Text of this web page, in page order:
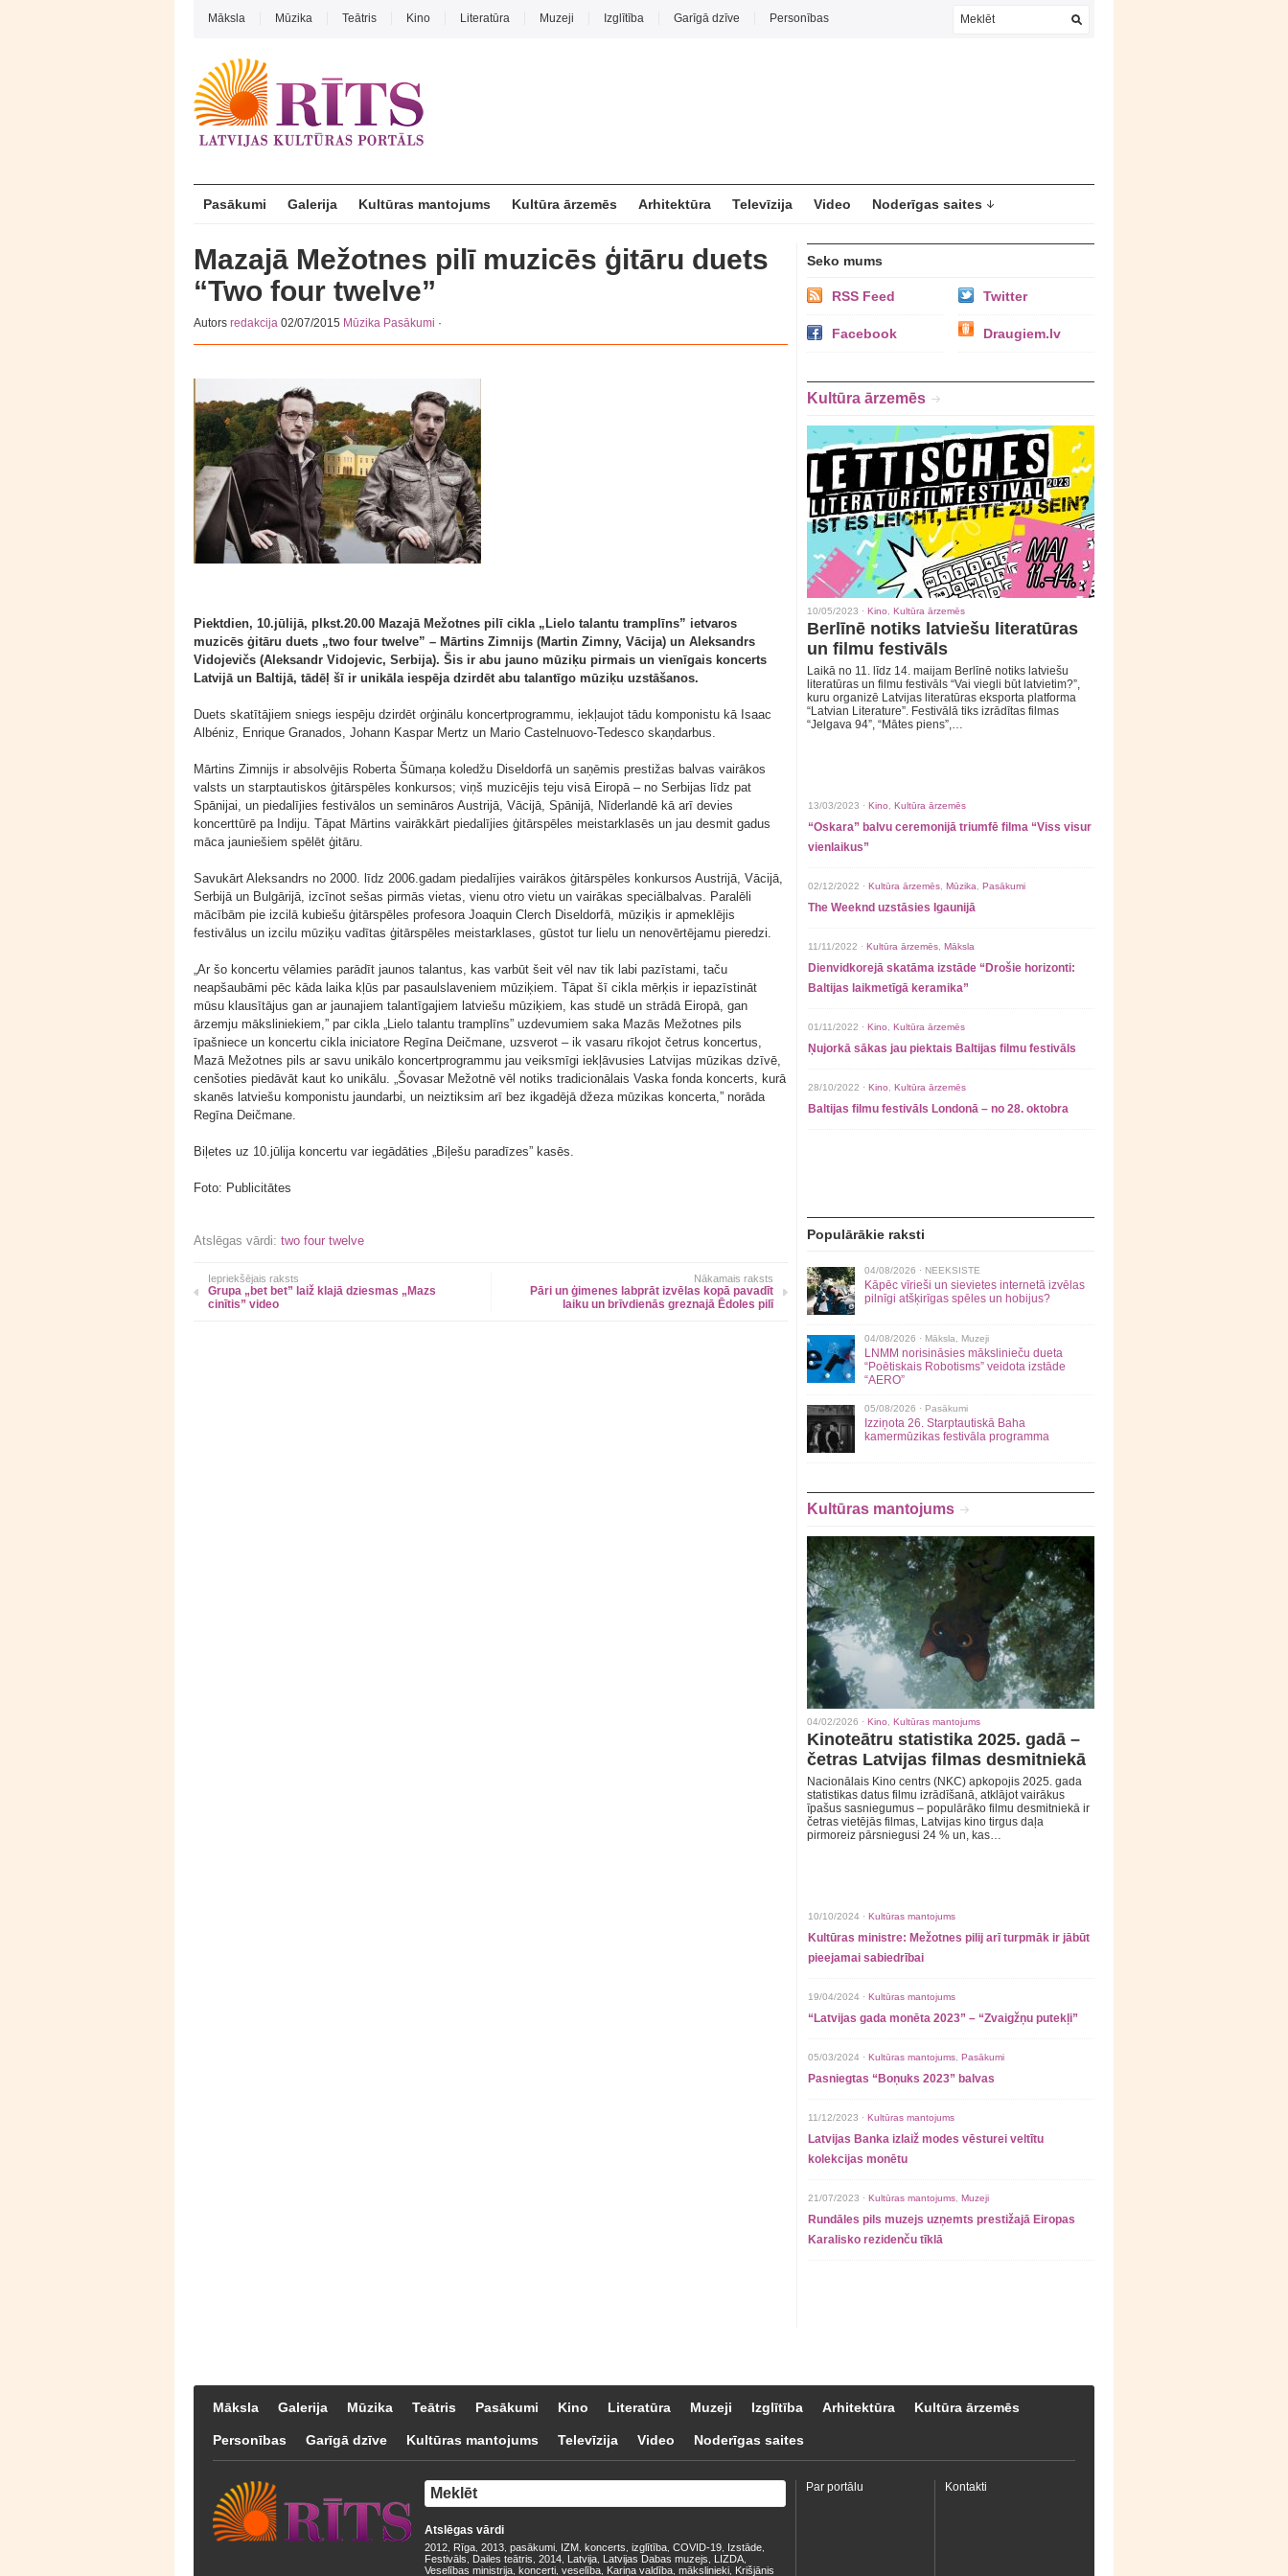
Māksla Mūzika Teātris Kino Literatūra Muzeji Izglītība Garīgā dzīve Personības
Pasākumi Galerija Kultūras mantojums Kultūra ārzemēs Arhitektūra Televīzija Video Noderīgas saites
Mazajā Mežotnes pilī muzicēs ģitāru duets
“Two four twelve”
Autors redakcija 02/07/2015 Mūzika Pasākumi ·
Piektdien, 10.jūlijā, plkst.20.00 Mazajā Mežotnes pilī cikla „Lielo talantu tramplīns” ietvaros
muzicēs ģitāru duets „two four twelve” – Mārtins Zimnijs (Martin Zimny, Vācija) un Aleksandrs
Vidojevičs (Aleksandr Vidojevic, Serbija). Šis ir abu jauno mūziķu pirmais un vienīgais koncerts
Latvijā un Baltijā, tādēļ šī ir unikāla iespēja dzirdēt abu talantīgo mūziķu uzstāšanos.
Duets skatītājiem sniegs iespēju dzirdēt orģinālu koncertprogrammu, iekļaujot tādu komponistu kā Isaac
Albéniz, Enrique Granados, Johann Kaspar Mertz un Mario Castelnuovo-Tedesco skaņdarbus.
Mārtins Zimnijs ir absolvējis Roberta Šūmaņa koledžu Diseldorfā un saņēmis prestižas balvas vairākos
valsts un starptautiskos ģitārspēles konkursos; viņš muzicējis teju visā Eiropā – no Serbijas līdz pat
Spānijai, un piedalījies festivālos un semināros Austrijā, Vācijā, Spānijā, Nīderlandē kā arī devies
koncerttūrē pa Indiju. Tāpat Mārtins vairākkārt piedalījies ģitārspēles meistarklasēs un jau desmit gadus
māca jauniešiem spēlēt ģitāru.
Savukārt Aleksandrs no 2000. līdz 2006.gadam piedalījies vairākos ģitārspēles konkursos Austrijā, Vācijā,
Serbijā un Bulgārijā, izcīnot sešas pirmās vietas, vienu otro vietu un vairākas speciālbalvas. Paralēli
mācībām pie izcilā kubiešu ģitārspēles profesora Joaquin Clerch Diseldorfā, mūziķis ir apmeklējis
festivālus un izcilu mūziķu vadītas ģitārspēles meistarklases, gūstot tur lielu un nenovērtējamu pieredzi.
„Ar šo koncertu vēlamies parādīt jaunos talantus, kas varbūt šeit vēl nav tik labi pazīstami, taču
neapšaubāmi pēc kāda laika kļūs par pasaulslaveniem mūziķiem. Tāpat šī cikla mērķis ir iepazīstināt
mūsu klausītājus gan ar jaunajiem talantīgajiem latviešu mūziķiem, kas studē un strādā Eiropā, gan
ārzemju māksliniekiem,” par cikla „Lielo talantu tramplīns” uzdevumiem saka Mazās Mežotnes pils
īpašniece un koncertu cikla iniciatore Regīna Deičmane, uzsverot – ik vasaru rīkojot četrus koncertus,
Mazā Mežotnes pils ar savu unikālo koncertprogrammu jau veiksmīgi iekļāvusies Latvijas mūzikas dzīvē,
cenšoties piedāvāt kaut ko unikālu. „Šovasar Mežotnē vēl notiks tradicionālais Vaska fonda koncerts, kurā
skanēs latviešu komponistu jaundarbi, un neiztiksim arī bez ikgadējā džeza mūzikas koncerta,” norāda
Regīna Deičmane.
Biļetes uz 10.jūlija koncertu var iegādāties „Biļešu paradīzes” kasēs.
Foto: Publicitātes
Atslēgas vārdi: two four twelve
Iepriekšējais raksts
Grupa „bet bet” laiž klajā dziesmas „Mazs
cinītis” video
Nākamais raksts
Pāri un ģimenes labprāt izvēlas kopā pavadīt
laiku un brīvdienās greznajā Ēdoles pilī
Seko mums
RSS Feed Twitter
Facebook Draugiem.lv
Kultūra ārzemēs
10/05/2023 · Kino Kultūra ārzemēs
Berlīnē notiks latviešu literatūras
un filmu festivāls
Laikā no 11. līdz 14. maijam Berlīnē notiks latviešu
literatūras un filmu festivāls “Vai viegli būt latvietim?”,
kuru organizē Latvijas literatūras eksporta platforma
“Latvian Literature”. Festivālā tiks izrādītas filmas
“Jelgava 94”, “Mātes piens”,…
13/03/2023 · Kino Kultūra ārzemēs
“Oskara” balvu ceremonijā triumfē filma “Viss visur
vienlaikus”
02/12/2022 · Kultūra ārzemēs Mūzika Pasākumi
The Weeknd uzstāsies Igaunijā
11/11/2022 · Kultūra ārzemēs Māksla
Dienvidkorejā skatāma izstāde “Drošie horizonti:
Baltijas laikmetīgā keramika”
01/11/2022 · Kino Kultūra ārzemēs
Ņujorkā sākas jau piektais Baltijas filmu festivāls
28/10/2022 · Kino Kultūra ārzemēs
Baltijas filmu festivāls Londonā – no 28. oktobra
Populārākie raksti
04/08/2026 · NEEKSISTE
Kāpēc vīrieši un sievietes internetā izvēlas
pilnīgi atšķirīgas spēles un hobijus?
04/08/2026 · Māksla Muzeji
LNMM norisināsies mākslinieču dueta
“Poētiskais Robotisms” veidota izstāde
“AERO”
05/08/2026 · Pasākumi
Izziņota 26. Starptautiskā Baha
kamermūzikas festivāla programma
Kultūras mantojums
04/02/2026 · Kino Kultūras mantojums
Kinoteātru statistika 2025. gadā –
četras Latvijas filmas desmitniekā
Nacionālais Kino centrs (NKC) apkopojis 2025. gada
statistikas datus filmu izrādīšanā, atklājot vairākus
īpašus sasniegumus – populārāko filmu desmitniekā ir
četras vietējās filmas, Latvijas kino tirgus daļa
pirmoreiz pārsniegusi 24 % un, kas…
10/10/2024 · Kultūras mantojums
Kultūras ministre: Mežotnes pilij arī turpmāk ir jābūt
pieejamai sabiedrībai
19/04/2024 · Kultūras mantojums
“Latvijas gada monēta 2023” – “Zvaigžņu putekļi”
05/03/2024 · Kultūras mantojums Pasākumi
Pasniegtas “Boņuks 2023” balvas
11/12/2023 · Kultūras mantojums
Latvijas Banka izlaiž modes vēsturei veltītu
kolekcijas monētu
21/07/2023 · Kultūras mantojums Muzeji
Rundāles pils muzejs uzņemts prestižajā Eiropas
Karalisko rezidenču tīklā
Māksla Galerija Mūzika Teātris Pasākumi Kino Literatūra Muzeji Izglītība Arhitektūra Kultūra ārzemēs
Personības Garīgā dzīve Kultūras mantojums Televīzija Video Noderīgas saites
Atslēgas vārdi
2012 Rīga 2013 pasākumi IZM koncerts izglītība COVID-19 Izstāde
Festivāls Dailes teātris 2014 Latvija Latvijas Dabas muzejs LIZDA
Veselības ministrija koncerti veselība Kariņa valdība mākslinieki Krišjānis
Par portālu Kontakti